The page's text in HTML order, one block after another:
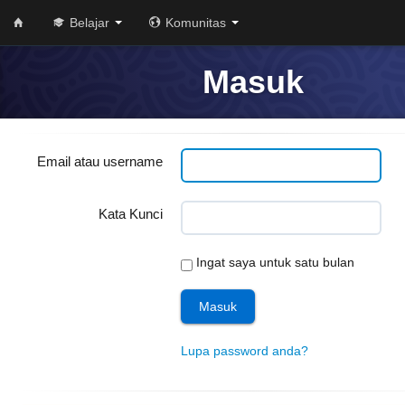
Belajar Komunitas
Masuk
Email atau username
Kata Kunci
Ingat saya untuk satu bulan
Lupa password anda?